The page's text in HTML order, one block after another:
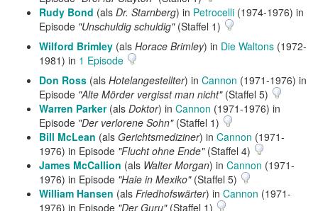
Rudy Bond (als Dr. Starnberg) in Petrocelli (1974-1976) in
Episode "Unschuldig schuldig"(Staffel 1)
Wilford Brimley (als Horace Brimley) in Die Waltons (1972-
1981) in 1 Episode
Don Ross (als Hotelangestellter) in Cannon (1971-1976) in
Episode "Alte Mörder vergisst man nicht"(Staffel 5)
Warren Parker(als Doktor) in Cannon (1971-1976) in
Episode "Der verlorene Sohn"(Staffel 1)
Bill McLean (als Gerichtsmediziner) in Cannon (1971-
1976) in Episode "Flucht ohne Ende"(Staffel 4)
James McCallion (als Walter Morgan) in Cannon (1971-
1976) in Episode "Haie in Mexiko"(Staffel 5)
William Hansen (als Friedhofswärter) in Cannon (1971-
1976) in Episode "Der Guru"(Staffel 1)